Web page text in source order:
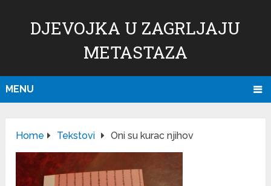
DJEVOJKA U ZAGRLJAJU
METASTAZA
MENU
Home Tekstovi Oni su kurac njihov